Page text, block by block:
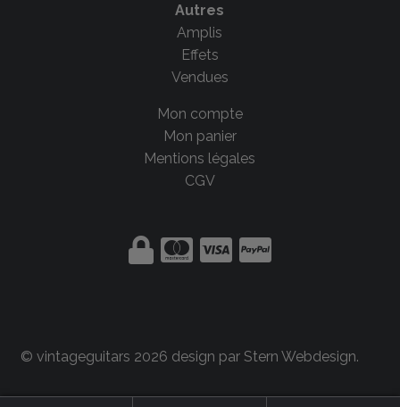
Autres
Amplis
Effets
Vendues
Mon compte
Mon panier
Mentions légales
CGV
© vintageguitars 2026 design par Stern Webdesign.